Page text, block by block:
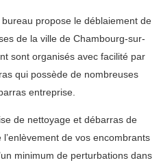
propose le déblaiement de
de la ville de Chambourg-sur-
sont organisés avec facilité par
qui possède de nombreuses
entreprise.
de nettoyage et débarras de
de vos encombrants
minimum de perturbations dans